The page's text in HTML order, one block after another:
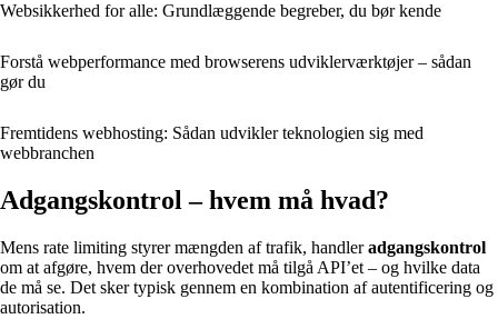
Websikkerhed for alle: Grundlæggende begreber, du bør kende
Forstå webperformance med browserens udviklerværktøjer – sådan
gør du
Fremtidens webhosting: Sådan udvikler teknologien sig med
webbranchen
Adgangskontrol – hvem må hvad?
Mens rate limiting styrer mængden af trafik, handleradgangskontrol
om at afgøre, hvem der overhovedet må tilgå API’et – og hvilke data
de må se. Det sker typisk gennem en kombination af autentificering og
autorisation.